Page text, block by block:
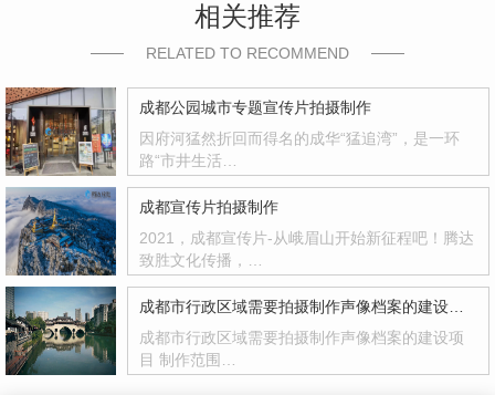
相关推荐
RELATED TO RECOMMEND
成都公园城市专题宣传片拍摄制作
因府河猛然折回而得名的成华“猛追湾”，是一环
路“市井生活…
成都宣传片拍摄制作
2021，成都宣传片-从峨眉山开始新征程吧！腾达
致胜文化传播，…
成都市行政区域需要拍摄制作声像档案的建设项
目 制作范围…